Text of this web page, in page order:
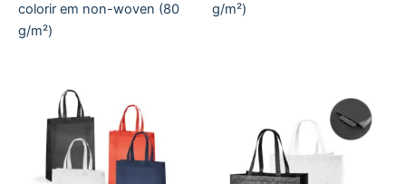
colorir em non-woven (80
g/m²)
g/m²)